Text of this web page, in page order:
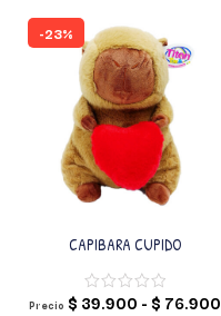
-23%
CAPIBARA CUPIDO
Precio $ 39.900 - $ 76.900